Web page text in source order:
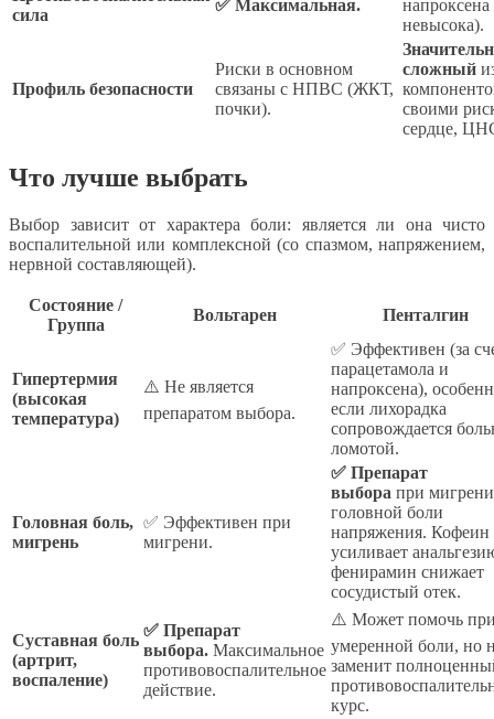
сила
✅ Максимальная.
напроксена
невысока).
Профиль безопасности
Риски в основном
связаны с НПВС (ЖКТ,
почки).
сложный
своими
сердце,
Что лучше выбрать
Выбор зависит от характера боли: является ли она чисто
воспалительной или комплексной (со спазмом, напряжением,
нервной составляющей).
Состояние /
Группа
Вольтарен Пенталгин
Гипертермия
(высокая
температура)
⚠️ Не является
препаратом выбора.
✅ Эффективен (за
парацетамола и
напроксена),
если лихорадка
сопровождается
ломотой.
Головная боль,
мигрень
✅ Эффективен при
мигрени.
✅ Препарат
выбора при
головной боли
напряжения. Кофеин
усиливает
фенирамин снижает
сосудистый отек.
Суставная боль
(артрит,
воспаление)
✅ Препарат
выбора. Максимальное
противовоспалительное
действие.
⚠️ Может помочь
умеренной боли, но
заменит
курс.